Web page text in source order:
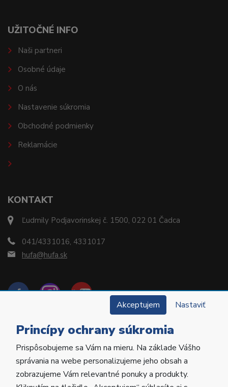
KONTAKT
Ľudmily Podjavorinskej č. 1500, 022 01 Čadca
041/4331016, 4331017
hufa@hufa.sk
UŽITOČNÉ INFO
Naši partneri
Osobné údaje
O nás
Nastavenie súkromia
Obchodné podmienky
Reklamácie
Copyright © 2022 Hu-Fa Dental a.s. Všetky práva
vyhradené.
Akceptujem Nastaviť
Princípy ochrany súkromia
Prispôsobujeme sa Vám na mieru. Na základe Vášho
správania na webe personalizujeme jeho obsah a
zobrazujeme Vám relevantné ponuky a produkty.